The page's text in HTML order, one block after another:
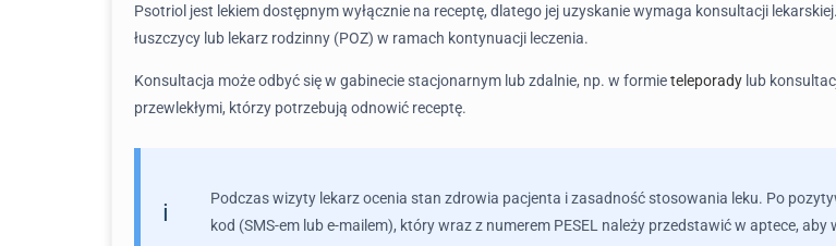
Psotriol jest lekiem dostępnym wyłącznie na receptę, dlatego jej uzyskanie wymaga konsultacji lekarskiej.
łuszczycy lub lekarz rodzinny (POZ) w ramach kontynuacji leczenia.
Konsultacja może odbyć się w gabinecie stacjonarnym lub zdalnie, np. w formieteleporady lub
przewlekłymi, którzy potrzebują odnowić receptę.
Podczas wizyty lekarz ocenia stan zdrowia pacjenta i zasadność stosowania leku. Po
kod (SMS-em lub e-mailem), który wraz z numerem PESEL należy przedstawić w aptece, aby